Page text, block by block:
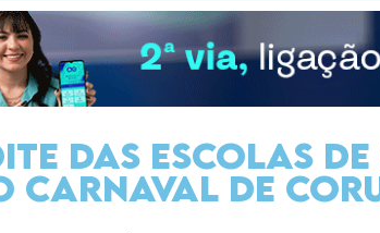
das escolas de
de